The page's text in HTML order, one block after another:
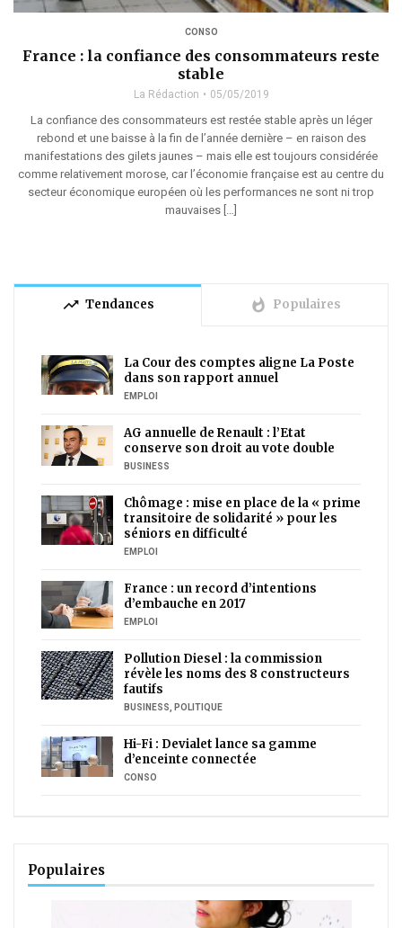
CONSO
France : la confiance des consommateurs reste
stable
La Rédaction 05/05/2019
La confiance des consommateurs est restée stable après un léger
rebond et une baisse à la fin de l’année dernière – en raison des
manifestations des gilets jaunes – mais elle est toujours considérée
comme relativement morose, car l’économie française est au centre du
secteur économique européen où les performances ne sont ni trop
mauvaises […]
trending_up Tendances whatshot Populaires
La Cour des comptes aligne La Poste
dans son rapport annuel
EMPLOI
AG annuelle de Renault : l’Etat
conserve son droit au vote double
BUSINESS
Chômage : mise en place de la « prime
transitoire de solidarité » pour les
séniors en difficulté
EMPLOI
France : un record d’intentions
d’embauche en 2017
EMPLOI
Pollution Diesel : la commission
révèle les noms des 8 constructeurs
fautifs
BUSINESS, POLITIQUE
Hi-Fi : Devialet lance sa gamme
d’enceinte connectée
CONSO
Populaires